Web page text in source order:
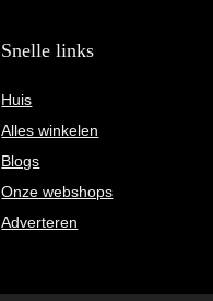
Babyvoeding
Snelle links
Huis
Alles winkelen
Blogs
Onze webshops
Adverteren